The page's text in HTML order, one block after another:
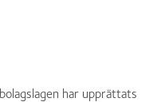
har upprättats